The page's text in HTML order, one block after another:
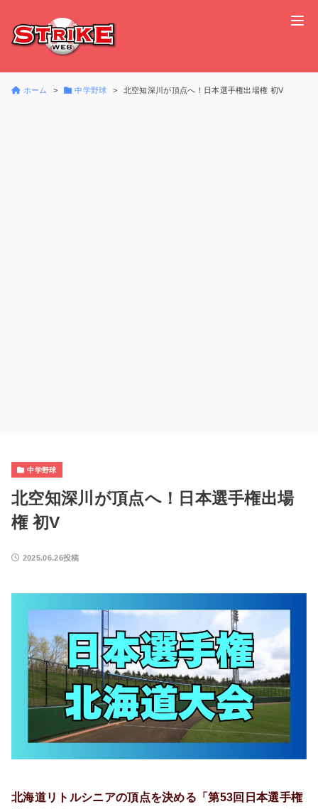
ホーム 中学野球 北空知深川が頂点へ！日本選手権出場権 初V
中学野球
北空知深川が頂点へ！日本選手権出場
権 初V
2025.06.26投稿
北海道リトルシニアの頂点を決める「第53回日本選手権